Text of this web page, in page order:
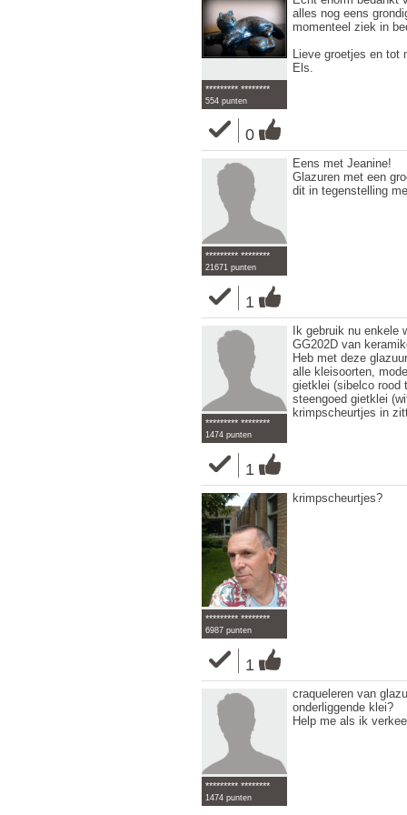
********* ********
554 punten
0
alles nog eens
momenteel ziek in
Lieve groetjes en tot
Els.
********* ********
21671 punten
1
Eens met Jeanine!
Glazuren met een
dit in tegenstelling
********* ********
1474 punten
1
Ik gebruik nu enkele
GG202D van
Heb met deze
alle kleisoorten,
gietklei (sibelco rood
steengoed gietklei
krimpscheurtjes in
********* ********
6987 punten
1
krimpscheurtjes?
********* ********
1474 punten
craqueleren van
onderliggende klei?
Help me als ik